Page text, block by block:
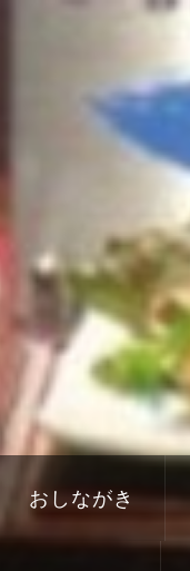
おしながき